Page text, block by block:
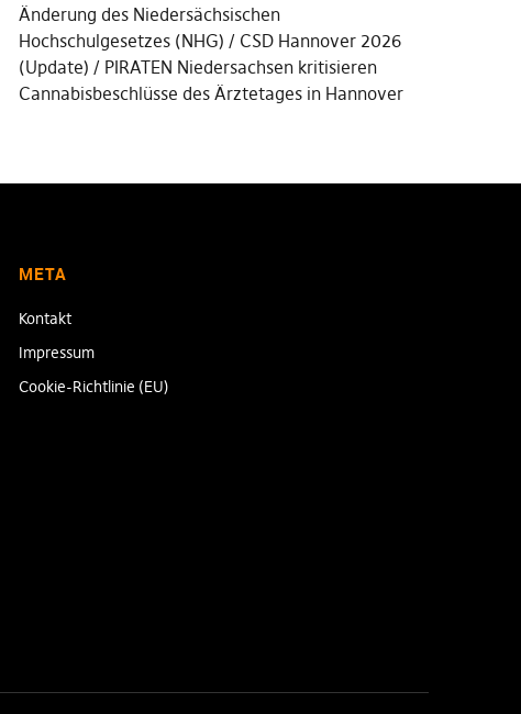
Änderung des Niedersächsischen
Hochschulgesetzes (NHG)
CSD Hannover 2026
(Update)
PIRATEN Niedersachsen kritisieren
Cannabisbeschlüsse des Ärztetages in Hannover
META
Kontakt
Impressum
Cookie-Richtlinie (EU)